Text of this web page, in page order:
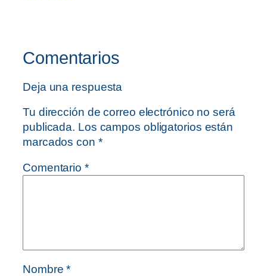
Comentarios
Deja una respuesta
Tu dirección de correo electrónico no será
publicada. Los campos obligatorios están
marcados con *
Comentario *
Nombre*